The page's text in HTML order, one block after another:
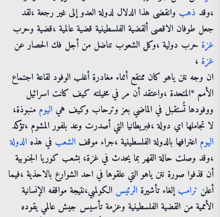
،وقد ذهب وانقضى هذا الدلال لدولة العدو إلى غير رجعة ،لقد
جعل طوفان الاقصى ألقضية الفلسطينية قضية عالمية ،قضية وحرب
غزة حرب دولية ،وكل الشعوب تناضل من أجل فك الحصار عن
غزة ،
ان وجه نتن ياهو كان ممتقع أثناء مغادرة أغلب الوفود لقاعة اجتماع
الأمم *المتحدة ،واعتقد أن مر في مخيلته كيف كانت اسرائيل
ووفودها تُستقبل في الماضي بعز وترحاب وكيف هي اليوم منبوذة،
لا تجاملها اي دولة ،فبريطانيا التي أصدرت وعد بلفور المشوم ،تؤكد
اليوم اعترافها بالدولة الفلسطينية ،جراء موقف الشعب في هذه الدولة
،وقد وصلت حالة القهر بما يحدث في غزة، بشعب كوريا الجنوبية
أن قذفوا صورة نتن ياهو التي علقوها في احد الشوارع بالاحذية ،فيما
أعلن ترامبإلغاء تأشيرة الرئيس الكولمبي،نتيجة مواقفه الإنسانية
الأممية من القضية الفلسطينية وعزمة تأسيس جيش عالمي يقوده